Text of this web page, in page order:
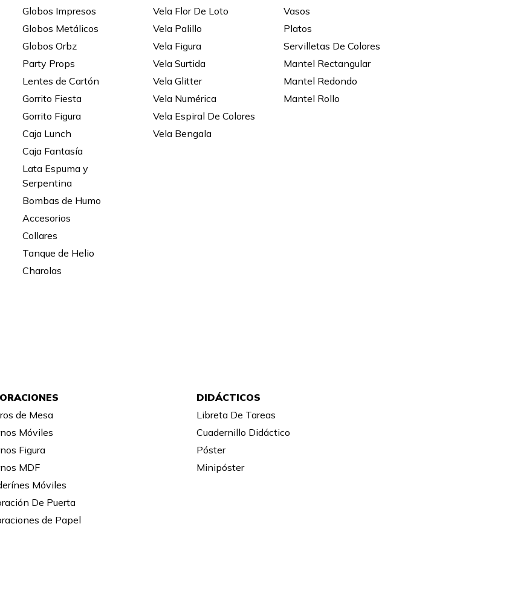
Globos Impresos
Globos Metálicos
Globos Orbz
Party Props
Lentes de Cartón
Gorrito Fiesta
Gorrito Figura
Caja Lunch
Caja Fantasía
Lata Espuma y
Serpentina
Bombas de Humo
Accesorios
Collares
Tanque de Helio
Charolas
Vela Flor De Loto
Vela Palillo
Vela Figura
Vela Surtida
Vela Glitter
Vela Numérica
Vela Espiral De Colores
Vela Bengala
Vasos
Platos
Servilletas De Colores
Mantel Rectangular
Mantel Redondo
Mantel Rollo
de Mesa
Móviles
Figura
MDF
Móviles
De Puerta
de Papel
DIDÁCTICOS
Libreta De Tareas
Cuadernillo Didáctico
Póster
Minipóster